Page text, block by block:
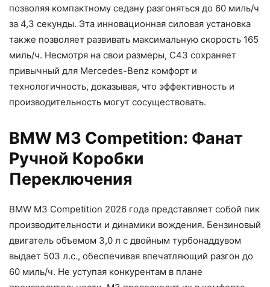
позволяя компактному седану разгоняться до 60 миль/ч
за 4,3 секунды. Эта инновационная силовая установка
также позволяет развивать максимальную скорость 165
миль/ч. Несмотря на свои размеры, C43 сохраняет
привычный для Mercedes-Benz комфорт и
технологичность, доказывая, что эффективность и
производительность могут сосуществовать.
BMW M3 Competition: Фанат
Ручной Коробки
Переключения
BMW M3 Competition 2026 года представляет собой пик
производительности и динамики вождения. Бензиновый
двигатель объемом 3,0 л с двойным турбонаддувом
выдает 503 л.с., обеспечивая впечатляющий разгон до
60 миль/ч. Не уступая конкурентам в плане